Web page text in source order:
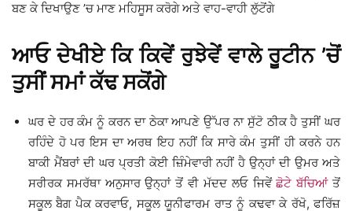
ਬਣ ਕੇ ਦਿਖਾਉਣ ’ਚ ਮਾਣ ਮਹਿਸੂਸ ਕਰੋਗੇ ਅਤੇ ਵਾਹ-ਵਾਹੀ ਲੁੱਟੋਂਗੇ
ਆਓ ਦੇਖੀਏ ਕਿ ਕਿਵੇਂ ਰੁਝੇਵੇਂ ਵਾਲੇ ਰੂਟੀਨ ’ਚੋਂ
ਤੁਸੀਂ ਸਮਾਂ ਕੱਢ ਸਕੋਂਗੇ
ਘਰ ਦੇ ਹਰ ਕੰਮ ਨੂੰ ਕਰਨ ਦਾ ਠੇਕਾ ਆਪਣੇ ਉੱਪਰ ਨਾ ਸੁੱਟੋ ਠੀਕ ਹੈ ਤੁਸੀਂ ਘਰ
ਰਹਿੰਦੇ ਹੋ ਪਰ ਇਸ ਦਾ ਅਰਥ ਇਹ ਨਹੀਂ ਕਿ ਸਾਰੇ ਕੰਮ ਤੁਸੀਂ ਹੀ ਕਰਨੇ ਹਨ
ਬਾਕੀ ਮੈਂਬਰਾਂ ਦੀ ਘਰ ਪ੍ਰਤੀ ਕੋਈ ਜ਼ਿੰਮੇਵਾਰੀ ਨਹੀਂ ਹੈ ਉਨ੍ਹਾਂ ਦੀ ਉਮਰ ਅਤੇ
ਸਰੀਰਕ ਸਮਰੱਥਾ ਅਨੁਸਾਰ ਉਨ੍ਹਾਂ ਤੋਂ ਵੀ ਮੱਦਦ ਲਓ ਜਿਵੇਂਛੋਟੇ ਬੱਚਿਆਂਤੋਂ
ਸਕੂਲ ਬੈਗ ਪੈਕ ਕਰਵਾਓ, ਸਕੂਲ ਯੂਨੀਫਾਰਮ ਰਾਤ ਨੂੰ ਕਢਵਾ ਕੇ ਰੱਖੋ, ਫਰਿੱਜ਼